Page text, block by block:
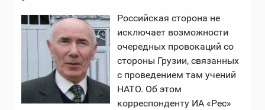
Российская сторона не
исключает возможности
очередных провокаций со
стороны Грузии, связанных
с проведением там учений
НАТО. Об этом
корреспонденту ИА «Рес»